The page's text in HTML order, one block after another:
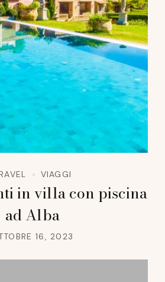
VIAGGI
in villa con piscina
ad Alba
16, 2023